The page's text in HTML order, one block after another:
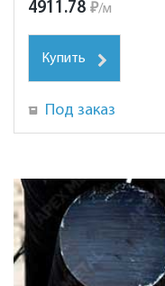
4911.78 ₽/м
Купить
Под заказ